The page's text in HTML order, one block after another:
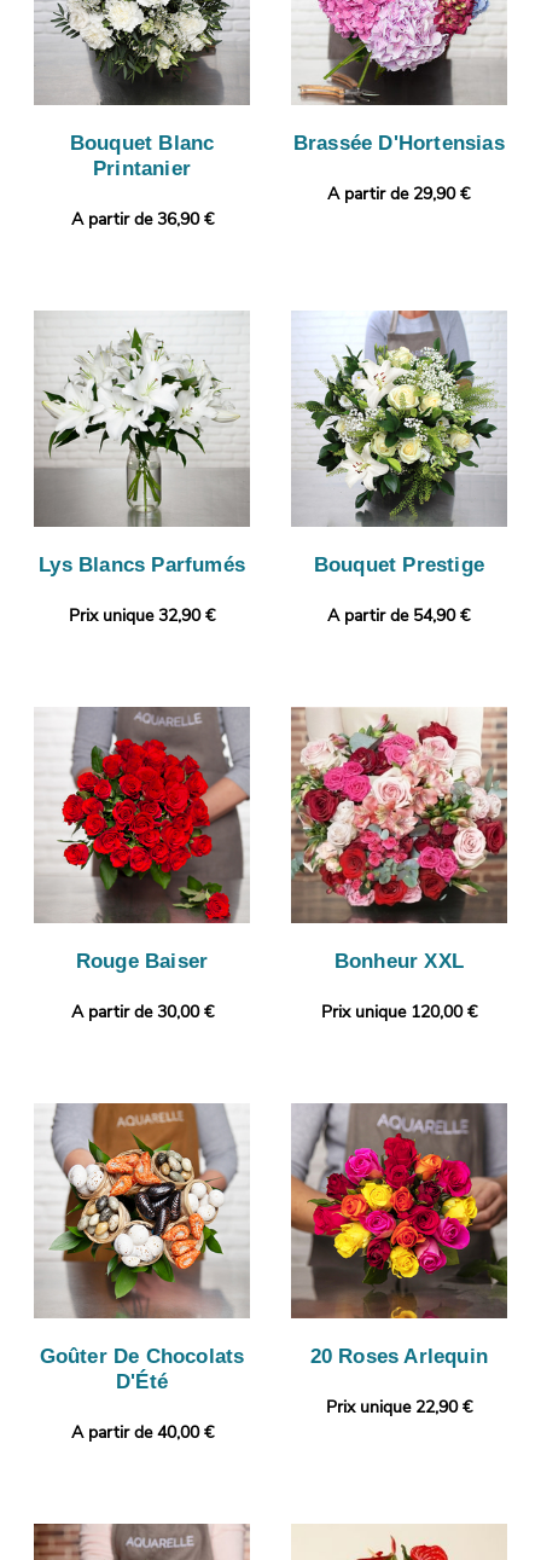
Bouquet Blanc
Printanier
A partir de 36,90 €
Brassée D'Hortensias
A partir de 29,90 €
Lys Blancs Parfumés
Prix unique 32,90 €
Bouquet Prestige
A partir de 54,90 €
Rouge Baiser
A partir de 30,00 €
Bonheur XXL
Prix unique 120,00 €
Goûter De Chocolats
D'Été
A partir de 40,00 €
20 Roses Arlequin
Prix unique 22,90 €